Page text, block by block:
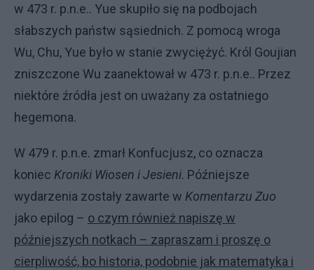
w 473 r. p.n.e.. Yue skupiło się na podbojach
słabszych państw sąsiednich. Z pomocą wroga
Wu, Chu, Yue było w stanie zwyciężyć. Król Goujian
zniszczone Wu zaanektował w 473 r. p.n.e.. Przez
niektóre źródła jest on uważany za ostatniego
hegemona.
W 479 r. p.n.e. zmarł Konfucjusz, co oznacza
koniec Kroniki Wiosen i Jesieni. Późniejsze
wydarzenia zostały zawarte w Komentarzu Zuo
jako epilog – o czym również napiszę w
późniejszych notkach – zapraszam i proszę o
cierpliwość, bo historia, podobnie jak matematyka i